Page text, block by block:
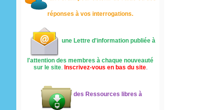
réponses à vos interrogations.
une Lettre d'information publiée à
l'attention des membres à chaque nouveauté
sur le site. Inscrivez-vous en bas du site.
des Ressources libres à